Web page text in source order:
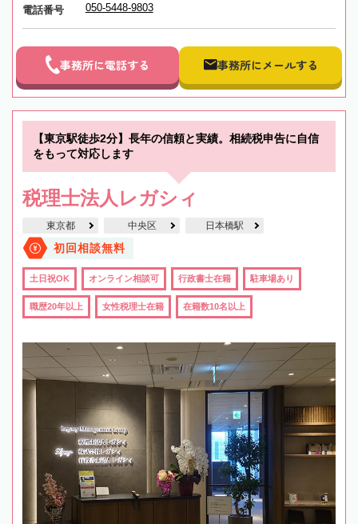
電話番号 050-5448-9803
事務所に電話する 事務所にメールする
【東京駅徒歩2分】長年の信頼と実績。相続税申告に自信
をもって対応します
税理士法人レガシィ
東京都 中央区 日本橋駅
初回相談無料
土日祝OK オンライン相談可 行政書士在籍 駐車場あり
職歴20年以上 女性税理士在籍 在籍数10名以上